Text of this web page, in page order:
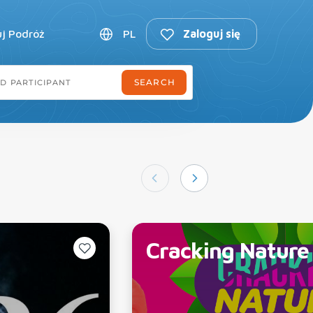
Podróż PL Zaloguj się
Cracking Nature